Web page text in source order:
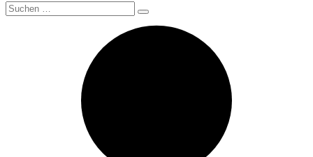
Search
for: